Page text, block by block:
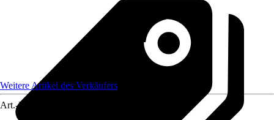
Weitere Artikel des Verkäufers
Art.-Nr.